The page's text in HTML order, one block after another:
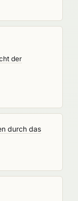
der
durch das